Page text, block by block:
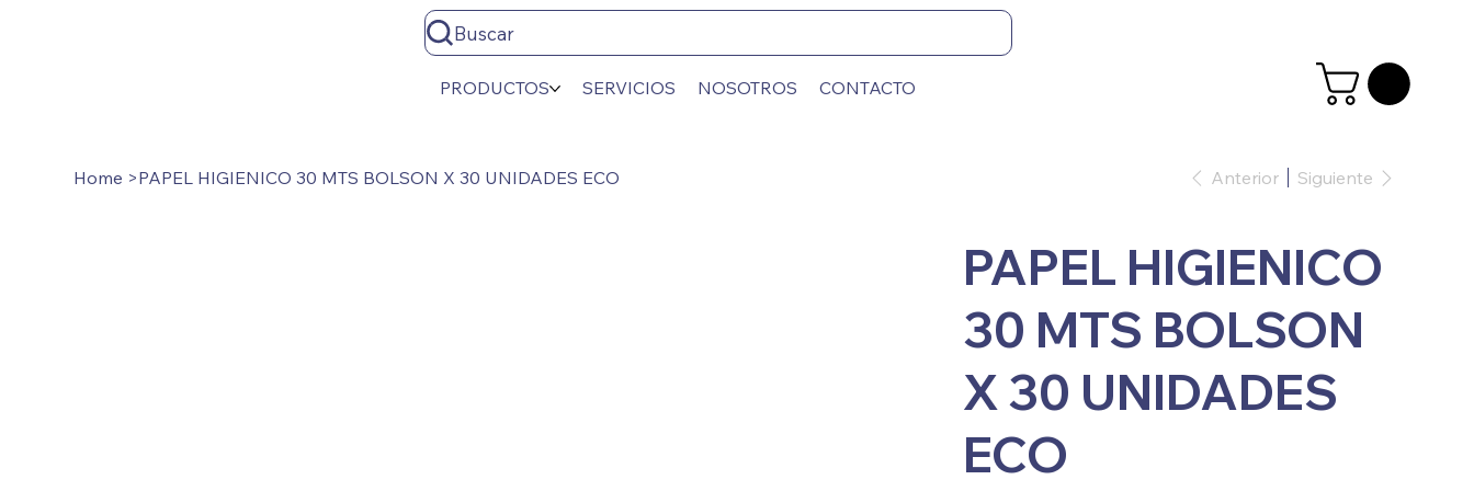
Buscar
PRODUCTOS SERVICIOS NOSOTROS CONTACTO
Home >PAPEL HIGIENICO 30 MTS BOLSON X 30 UNIDADES ECO Anterior Siguiente
PAPEL HIGIENICO
30 MTS BOLSON
X 30 UNIDADES
ECO